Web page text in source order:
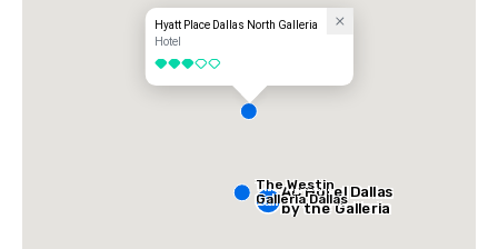
Hyatt Place Dallas North Galleria
Hotel
3 van 5
AC Hotel Dallas
by the Galleria
The Westin
Galleria Dallas